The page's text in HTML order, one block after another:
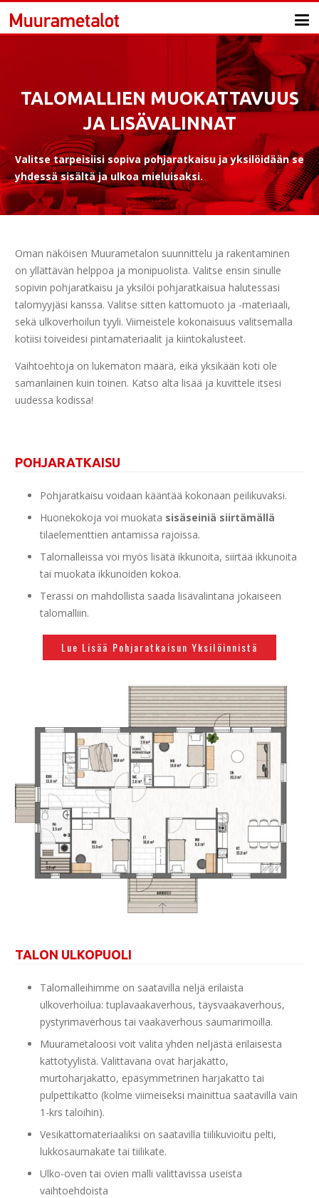
TALOMALLIEN MUOKATTAVUUS
JA LISÄVALINNAT
Valitse tarpeisiisi sopiva pohjaratkaisu ja yksilöidään se
yhdessä sisältä ja ulkoa mieluisaksi.
Oman näköisen Muurametalon suunnittelu ja rakentaminen
on yllättävän helppoa ja monipuolista. Valitse ensin sinulle
sopivin pohjaratkaisu ja yksilöi pohjaratkaisua halutessasi
talomyyjäsi kanssa. Valitse sitten kattomuoto ja -materiaali,
sekä ulkoverhoilun tyyli. Viimeistele kokonaisuus valitsemalla
kotiisi toiveidesi pintamateriaalit ja kiintokalusteet.
Vaihtoehtoja on lukematon määrä, eikä yksikään koti ole
samanlainen kuin toinen. Katso alta lisää ja kuvittele itsesi
uudessa kodissa!
POHJARATKAISU
Pohjaratkaisu voidaan kääntää kokonaan peilikuvaksi.
Huonekokoja voi muokata sisäseiniä siirtämällä
tilaelementtien antamissa rajoissa.
Talomalleissa voi myös lisätä ikkunoita, siirtää ikkunoita
tai muokata ikkunoiden kokoa.
Terassi on mahdollista saada lisävalintana jokaiseen
talomalliin.
Lue Lisää Pohjaratkaisun Yksilöinnistä
TALON ULKOPUOLI
Talomalleihimme on saatavilla neljä erilaista
ulkoverhoilua: tuplavaakaverhous, täysvaakaverhous,
pystyrimaverhous tai vaakaverhous saumarimoilla.
Muurametaloosi voit valita yhden neljästä erilaisesta
kattotyylistä. Valittavana ovat harjakatto,
murtoharjakatto, epäsymmetrinen harjakatto tai
pulpettikatto (kolme viimeiseksi mainittua saatavilla vain
1-krs taloihin).
Vesikattomateriaaliksi on saatavilla tiilikuvioitu pelti,
lukkosaumakate tai tiilikate.
Ulko-oven tai ovien malli valittavissa useista
vaihtoehdoista